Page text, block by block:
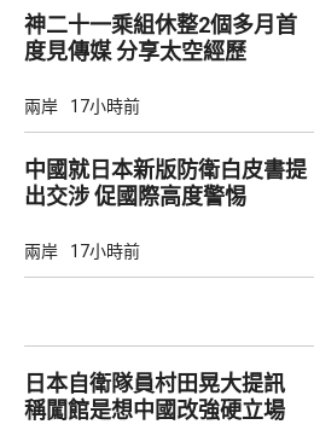
神二十一乘組休整2個多月首
度見傳媒 分享太空經歷
兩岸 17小時前
中國就日本新版防衛白皮書提
出交涉 促國際高度警惕
兩岸 17小時前
日本自衛隊員村田晃大提訊
稱闖館是想中國改強硬立場